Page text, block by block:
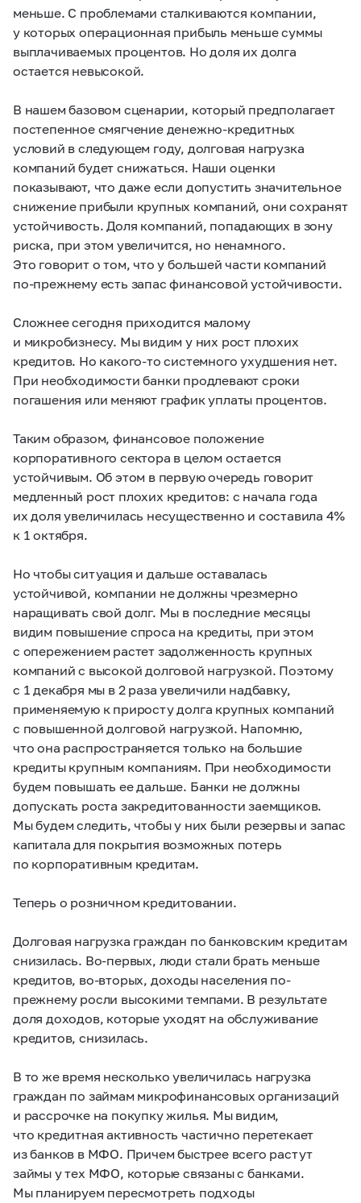
меньше. С проблемами сталкиваются компании,
у которых операционная прибыль меньше суммы
выплачиваемых процентов. Но доля их долга
остается невысокой.
В нашем базовом сценарии, который предполагает
постепенное смягчение денежно-кредитных
условий в следующем году, долговая нагрузка
компаний будет снижаться. Наши оценки
показывают, что даже если допустить значительное
снижение прибыли крупных компаний, они сохранят
устойчивость. Доля компаний, попадающих в зону
риска, при этом увеличится, но ненамного.
Это говорит о том, что у большей части компаний
по-прежнему есть запас финансовой устойчивости.
Сложнее сегодня приходится малому
и микробизнесу. Мы видим у них рост плохих
кредитов. Но какого-то системного ухудшения нет.
При необходимости банки продлевают сроки
погашения или меняют график уплаты процентов.
Таким образом, финансовое положение
корпоративного сектора в целом остается
устойчивым. Об этом в первую очередь говорит
медленный рост плохих кредитов: с начала года
их доля увеличилась несущественно и составила 4%
к 1 октября.
Но чтобы ситуация и дальше оставалась
устойчивой, компании не должны чрезмерно
наращивать свой долг. Мы в последние месяцы
видим повышение спроса на кредиты, при этом
с опережением растет задолженность крупных
компаний с высокой долговой нагрузкой. Поэтому
с 1 декабря мы в 2 раза увеличили надбавку,
применяемую к приросту долга крупных компаний
с повышенной долговой нагрузкой. Напомню,
что она распространяется только на большие
кредиты крупным компаниям. При необходимости
будем повышать ее дальше. Банки не должны
допускать роста закредитованности заемщиков.
Мы будем следить, чтобы у них были резервы и запас
капитала для покрытия возможных потерь
по корпоративным кредитам.
Теперь о розничном кредитовании.
Долговая нагрузка граждан по банковским кредитам
снизилась. Во-первых, люди стали брать меньше
кредитов, во-вторых, доходы населения по-
прежнему росли высокими темпами. В результате
доля доходов, которые уходят на обслуживание
кредитов, снизилась.
В то же время несколько увеличилась нагрузка
граждан по займам микрофинансовых организаций
и рассрочке на покупку жилья. Мы видим,
что кредитная активность частично перетекает
из банков в МФО. Причем быстрее всего растут
займы у тех МФО, которые связаны с банками.
Мы планируем пересмотреть подходы